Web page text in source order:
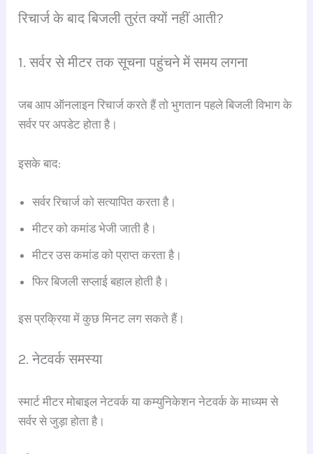
रिचार्ज के बाद बिजली तुरंत क्यों नहीं आती?
1. सर्वर से मीटर तक सूचना पहुंचने में समय लगना
जब आप ऑनलाइन रिचार्ज करते हैं तो भुगतान पहले बिजली विभाग के
सर्वर पर अपडेट होता है।
इसके बाद:
सर्वर रिचार्ज को सत्यापित करता है।
मीटर को कमांड भेजी जाती है।
मीटर उस कमांड को प्राप्त करता है।
फिर बिजली सप्लाई बहाल होती है।
इस प्रक्रिया में कुछ मिनट लग सकते हैं।
2. नेटवर्क समस्या
स्मार्ट मीटर मोबाइल नेटवर्क या कम्युनिकेशन नेटवर्क के माध्यम से
सर्वर से जुड़ा होता है।